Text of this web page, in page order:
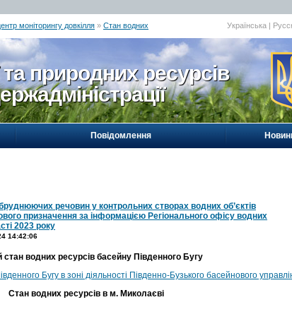
моніторингу довкілля » Стан водних
Українська |
та природних ресурсів
Повідомлення
речовин у контрольних створах водних об’єктів
призначення за інформацією Регіонального офісу водних
2023 року
14:42:06
стан водних ресурсів басейну Південного Бугу
Бугу в зоні діяльності Південно-Бузького басейнового
Стан водних ресурсів в м. Миколаєві